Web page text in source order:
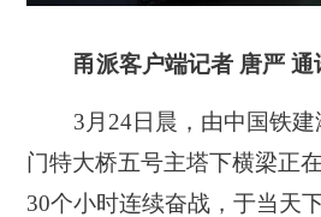
甬派客户端记者 唐严
3月24日晨，由中国铁
门特大桥五号主塔下横梁正
30个小时连续奋战，于当天